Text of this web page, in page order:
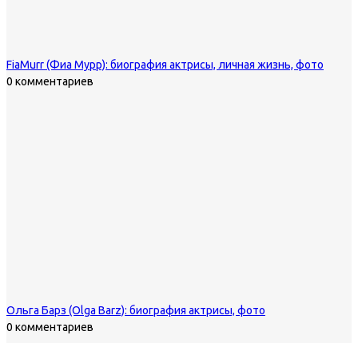
FiaMurr (Фиа Мурр): биография актрисы, личная жизнь, фото
0 комментариев
Ольга Барз (Olga Barz): биография актрисы, фото
0 комментариев